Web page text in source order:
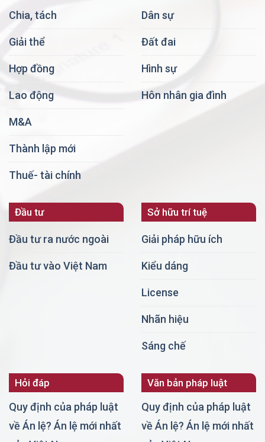
Chia, tách
Giải thể
Hợp đồng
Lao động
M&A
Thành lập mới
Thuế- tài chính
Dân sự
Đất đai
Hình sự
Hôn nhân gia đình
Đầu tư
Đầu tư ra nước ngoài
Đầu tư vào Việt Nam
Sở hữu trí tuệ
Giải pháp hữu ích
Kiểu dáng
License
Nhãn hiệu
Sáng chế
Hỏi đáp
Quy định của pháp luật
về Án lệ? Án lệ mới nhất
Văn bản pháp luật
Quy định của pháp luật
về Án lệ? Án lệ mới nhất